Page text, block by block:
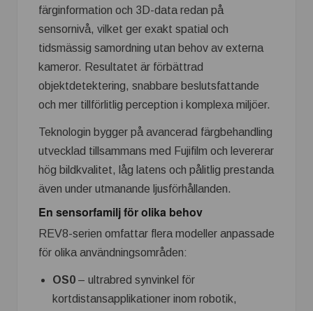
färginformation och 3D-data redan på
sensornivå, vilket ger exakt spatial och
tidsmässig samordning utan behov av externa
kameror. Resultatet är förbättrad
objektdetektering, snabbare beslutsfattande
och mer tillförlitlig perception i komplexa miljöer.
Teknologin bygger på avancerad färgbehandling
utvecklad tillsammans med Fujifilm och levererar
hög bildkvalitet, låg latens och pålitlig prestanda
även under utmanande ljusförhållanden.
En sensorfamilj för olika behov
REV8-serien omfattar flera modeller anpassade
för olika användningsområden:
OS0 – ultrabred synvinkel för
kortdistansapplikationer inom robotik,